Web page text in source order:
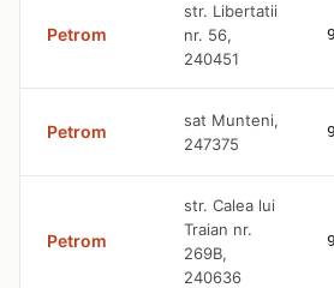
Petrom
str. Libertatii
nr. 56,
240451
Petrom
sat Munteni,
247375
Petrom
str. Calea lui
Traian nr.
269B,
240636